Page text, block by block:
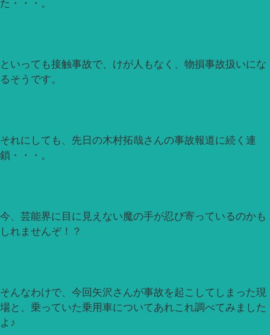
た・・・。
といっても接触事故で、けが人もなく、物損事故扱いにな
るそうです。
それにしても、先日の木村拓哉さんの事故報道に続く連
鎖・・・。
今、芸能界に目に見えない魔の手が忍び寄っているのかも
しれませんぞ！？
そんなわけで、今回矢沢さんが事故を起こしてしまった現
場と、乗っていた乗用車についてあれこれ調べてみました
よ♪